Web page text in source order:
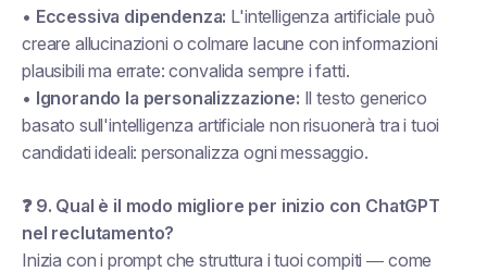
• Eccessiva dipendenza: L'intelligenza artificiale può
creare allucinazioni o colmare lacune con informazioni
plausibili ma errate: convalida sempre i fatti.
• Ignorando la personalizzazione: Il testo generico
basato sull'intelligenza artificiale non risuonerà tra i tuoi
candidati ideali: personalizza ogni messaggio.
❓ 9. Qual è il modo migliore per inizio con ChatGPT
nel reclutamento?
Inizia con i prompt chestruttura i tuoi compiti — come